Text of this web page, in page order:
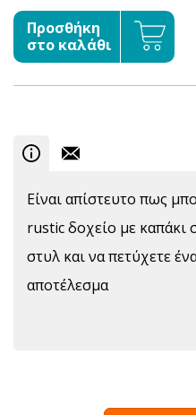
Προσθήκη
στο καλάθι
Είναι απίστευτο πως
rustic δοχείο με καπάκι
στυλ και να πετύχετε
αποτέλεσμα